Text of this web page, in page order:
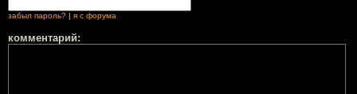
забыл пароль? я с форума
комментарий: